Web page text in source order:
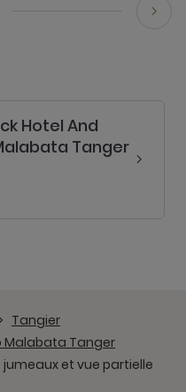
Hotel And
Tanger
Tangier
Malabata Tanger
et vue partielle